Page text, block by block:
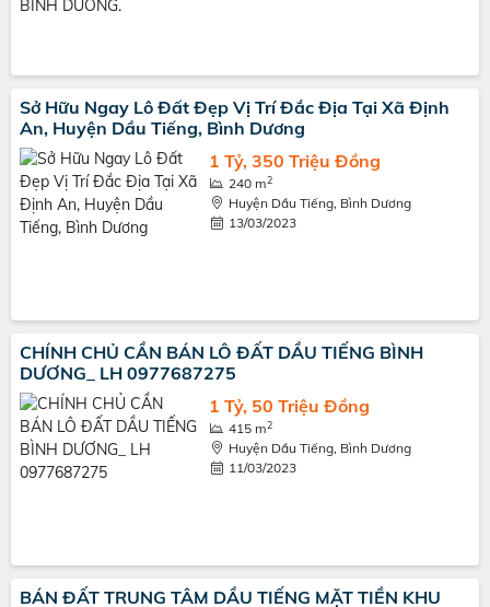
Sở Hữu Ngay Lô Đất Đẹp Vị Trí Đắc Địa Tại Xã Định
An, Huyện Dầu Tiếng, Bình Dương
1 Tỷ, 350 Triệu Đồng
240 m2
Huyện Dầu Tiếng, Bình Dương
13/03/2023
CHÍNH CHỦ CẦN BÁN LÔ ĐẤT DẦU TIẾNG BÌNH
DƯƠNG_ LH 0977687275
1 Tỷ, 50 Triệu Đồng
415 m2
Huyện Dầu Tiếng, Bình Dương
11/03/2023
BÁN ĐẤT TRUNG TÂM DẦU TIẾNG MẶT TIỀN KHU